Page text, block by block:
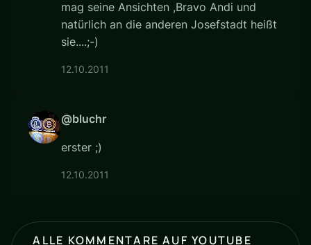
mag seine Ansichten ,Bravo Andi und
natürlich an die anderen Josefstadt heißt
sie....;-)
12.10.2011
@bluchr
erster ;)
12.10.2011
ALLE KOMMENTARE AUF YOUTUBE